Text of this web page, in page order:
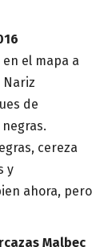
el mapa a
Nariz
de
cereza
y
ahora, pero
Malbec